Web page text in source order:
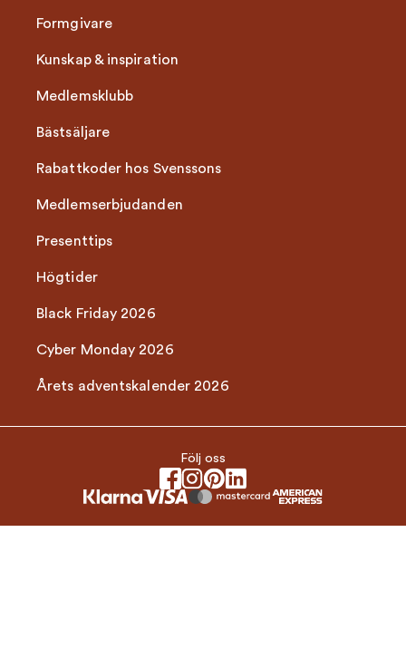
Formgivare
Kunskap & inspiration
Medlemsklubb
Bästsäljare
Rabattkoder hos Svenssons
Medlemserbjudanden
Presenttips
Högtider
Black Friday 2026
Cyber Monday 2026
Årets adventskalender 2026
Följ oss